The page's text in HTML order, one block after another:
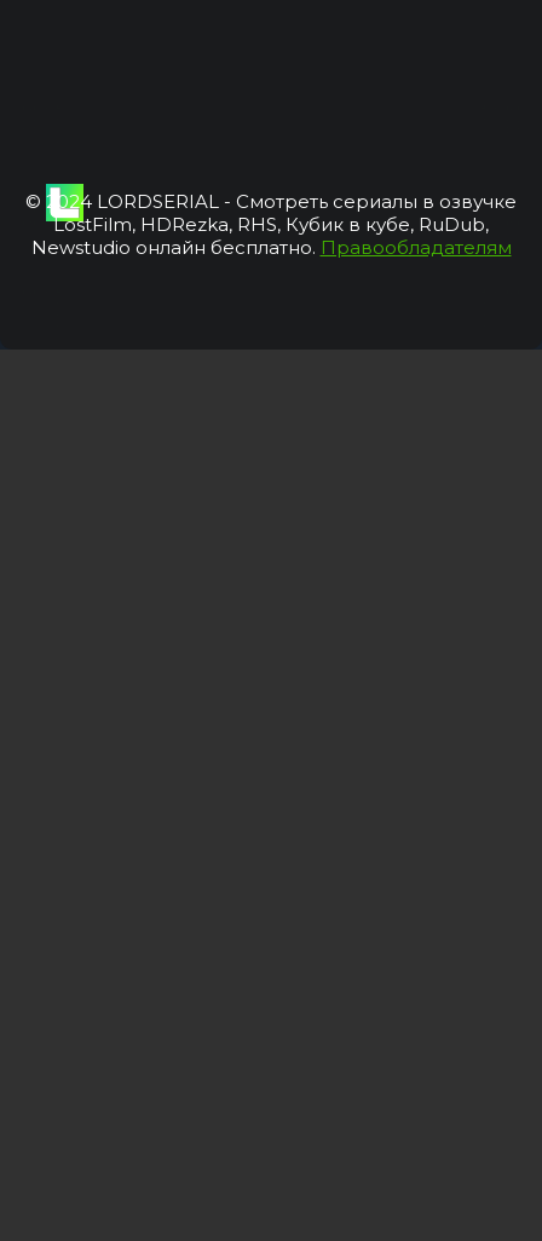
© 2024 LORDSERIAL - Смотреть сериалы в озвучке
LostFilm, HDRezka, RHS, Кубик в кубе, RuDub,
Newstudio онлайн бесплатно. Правообладателям